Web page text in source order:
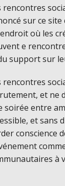
rencontres
sur ce
où les
e
support sur
rencontres
et ne
soirée entre
et sans
conscience
à